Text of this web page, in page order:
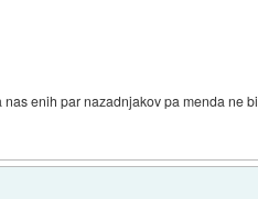
enih par nazadnjakov pa menda ne bi